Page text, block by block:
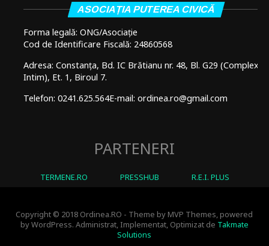
ASOCIAȚIA PUTEREA CIVICĂ
Forma legală: ONG/Asociație
Cod de Identificare Fiscală: 24860568
Adresa: Constanța, Bd. IC Brătianu nr. 48, Bl. G29 (Complex
Intim), Et. 1, Biroul 7.
Telefon: 0241.625.564E-mail: ordinea.ro@gmail.com
PARTENERI
TERMENE.RO PRESSHUB R.E.I. PLUS
Copyright © 2018 Ordinea.RO - Theme by MVP Themes, powered
by WordPress. Administrat, Implementat, Optimizat de Takmate
Solutions